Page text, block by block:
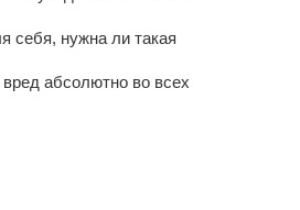
себя, нужна ли такая
абсолютно во всех